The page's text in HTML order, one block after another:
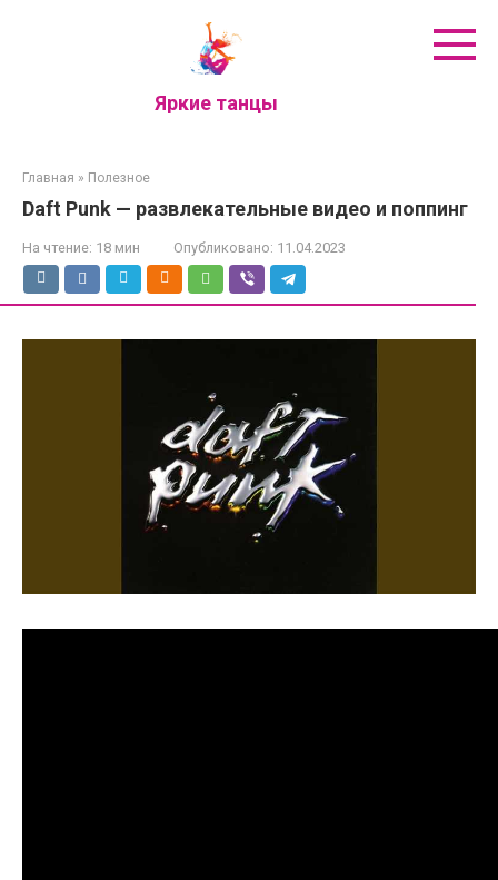
Яркие танцы
Главная » Полезное
Daft Punk — развлекательные видео и поппинг
На чтение: 18 мин Опубликовано: 11.04.2023